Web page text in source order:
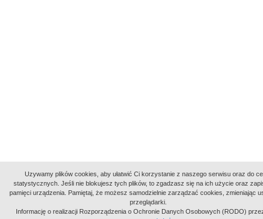
Uzywamy plików cookies, aby ułatwić Ci korzystanie z naszego serwisu oraz do
statystycznych. Jeśli nie blokujesz tych plików, to zgadzasz się na ich użycie oraz
pamięci urządzenia. Pamiętaj, że możesz samodzielnie zarządzać cookies, zmieniając
przeglądarki.
Informację o realizacji Rozporządzenia o Ochronie Danych Osobowych (RODO)